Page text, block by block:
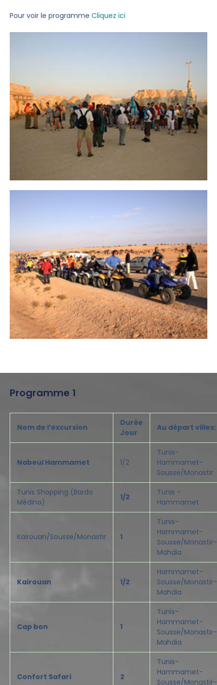
Pour voir le programme Cliquez ici
Programme 1​​
Nom de l’excursion
Durée
Jour
Au départ villes:
Nabeul Hammamet 1/2
Tunis-
Hammamet-
Sousse/Monastir
Tunis Shopping (Bardo
Médina)
1/2
Tunis –
Hammamet
Kairouan/Sousse/Monastir 1
Tunis-
Hammamet-
Sousse/Monastir-
Mahdia
Kairouan 1/2
Hammamet-
Sousse/Monastir-
Mahdia
Cap bon 1
Tunis-
Hammamet-
Sousse/Monastir-
Mahdia
Confort Safari 2
Tunis-
Hammamet-
Sousse/Monastir-